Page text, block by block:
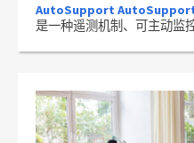
AutoSupport
是一种遥测机制、可主动监